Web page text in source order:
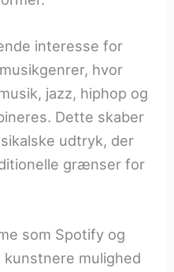
interesse for
hvor
jazz, hiphop og
Dette skaber
udtryk, der
grænser for
som Spotify og
kunstnere mulighed